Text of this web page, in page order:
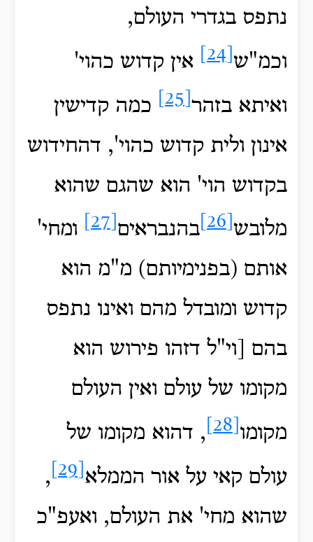
נתפס בגדרי העולם,
וכמ"ש
אין קדוש כהוי'
ואיתא בזהר
כמה קדישין
אינון ולית קדוש כהוי', דהחידוש
בקדוש הוי' הוא שהגם שהוא
מלובש
בהנבראים
ומחי'
אותם (בפנימיותם) מ"מ הוא
קדוש ומובדל מהם ואינו נתפס
בהם [וי"ל דזהו פירוש הוא
מקומו של עולם ואין העולם
מקומו
, דהוא מקומו של
עולם קאי על אור הממלא
,
שהוא מחי' את העולם, ואעפ"כ